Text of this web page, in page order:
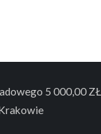
5 000,00